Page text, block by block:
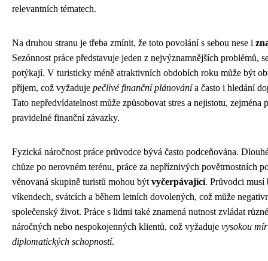
relevantních tématech.
Na druhou stranu je třeba zmínit, že toto povolání s sebou nese i
Sezónnost práce představuje jeden z nejvýznamnějších problémů,
potýkají. V turisticky méně atraktivních obdobích roku může být
příjem, což vyžaduje pečlivé finanční plánovánía často i hledání
Tato nepředvídatelnost může způsobovat stres a nejistotu,
pravidelné finanční závazky.
Fyzická náročnost práce průvodce bývá často podceňována.
chůze po nerovném terénu, práce za nepříznivých povětrnostních
věnovaná skupině turistů mohou být vyčerpávající. Průvodci musí
víkendech, svátcích a během letních dovolených, což může
společenský život. Práce s lidmi také znamená nutnost zvládat
náročných nebo nespokojenných klientů, což vyžaduje vysokou
diplomatických schopností.